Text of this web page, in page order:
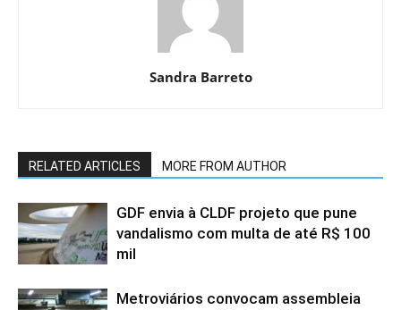
Sandra Barreto
RELATED ARTICLES MORE FROM AUTHOR
GDF envia à CLDF projeto que pune
vandalismo com multa de até R$ 100
mil
Metroviários convocam assembleia